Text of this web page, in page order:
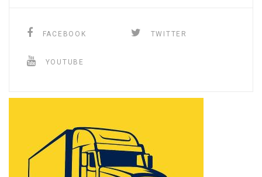
FACEBOOK TWITTER
YOUTUBE